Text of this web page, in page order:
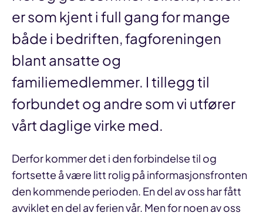
er som kjent i full gang for mange
både i bedriften, fagforeningen
blant ansatte og
familiemedlemmer. I tillegg til
forbundet og andre som vi utfører
vårt daglige virke med.
Derfor kommer det i den forbindelse til og
fortsette å være litt rolig på informasjonsfronten
den kommende perioden. En del av oss har fått
avviklet en del av ferien vår. Men for noen av oss